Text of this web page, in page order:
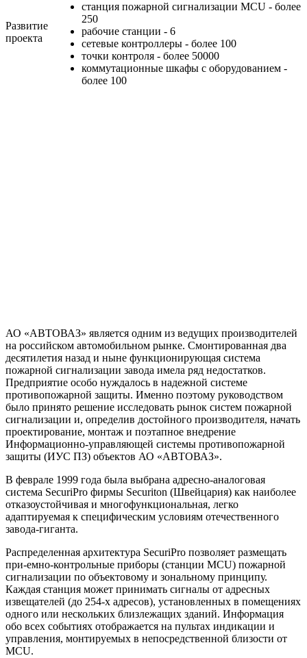
Развитие
проекта
станция пожарной сигнализации MCU - более
250
рабочие станции - 6
сетевые контроллеры - более 100
точки контроля - более 50000
коммутационные шкафы с оборудованием -
более 100
АО «АВТОВАЗ» является одним из ведущих производителей
на российском автомобильном рынке. Смонтированная два
десятилетия назад и ныне функционирующая система
пожарной сигнализации завода имела ряд недостатков.
Предприятие особо нуждалось в надежной системе
противопожарной защиты. Именно поэтому руководством
было принято решение исследовать рынок систем пожарной
сигнализации и, определив достойного производителя, начать
проектирование, монтаж и поэтапное внедрение
Информационно-управляющей системы противопожарной
защиты (ИУС ПЗ) объектов АО «АВТОВАЗ».
В феврале 1999 года была выбрана адресно-аналоговая
система SecuriPro фирмы Securiton (Швейцария) как наиболее
отказоустойчивая и многофункциональная, легко
адаптируемая к специфическим условиям отечественного
завода-гиганта.
Распределенная архитектура SecuriPro позволяет размещать
при-емно-контрольные приборы (станции MCU) пожарной
сигнализации по объектовому и зональному принципу.
Каждая станция может принимать сигналы от адресных
извещателей (до 254-х адресов), установленных в помещениях
одного или нескольких близлежащих зданий. Информация
обо всех событиях отображается на пультах индикации и
управления, монтируемых в непосредственной близости от
MCU.